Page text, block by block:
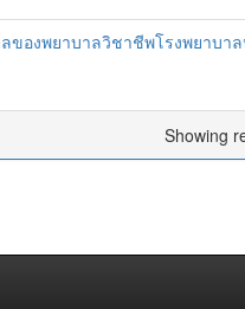
องพยาบาลวิชาชีพโรงพยาบาล
Showing